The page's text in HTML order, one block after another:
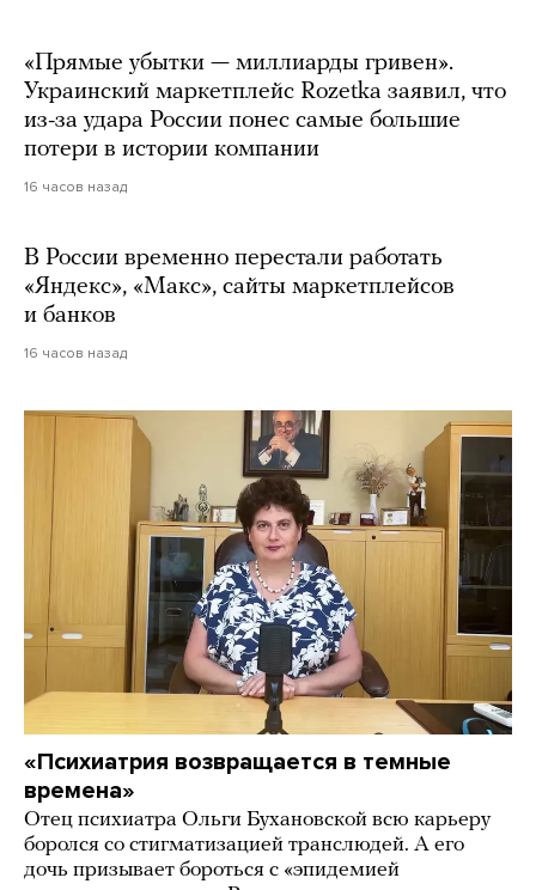
«Прямые убытки — миллиарды гривен».
Украинский маркетплейс Rozetka заявил, что
из-за удара России понес самые большие
потери в истории компании
16 часов назад
В России временно перестали работать
«Яндекс», «Макс», сайты маркетплейсов
и банков
16 часов назад
«Психиатрия возвращается в темные
времена»
Отец психиатра Ольги Бухановской всю карьеру
боролся со стигматизацией транслюдей. А его
дочь призывает бороться с «эпидемией